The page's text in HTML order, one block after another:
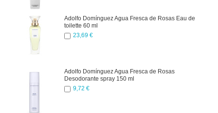
Adolfo Domínguez Agua Fresca de Rosas Eau de
toilette 60 ml
23,69 €
Adolfo Domínguez Agua Fresca de Rosas
Desodorante spray 150 ml
9,72 €